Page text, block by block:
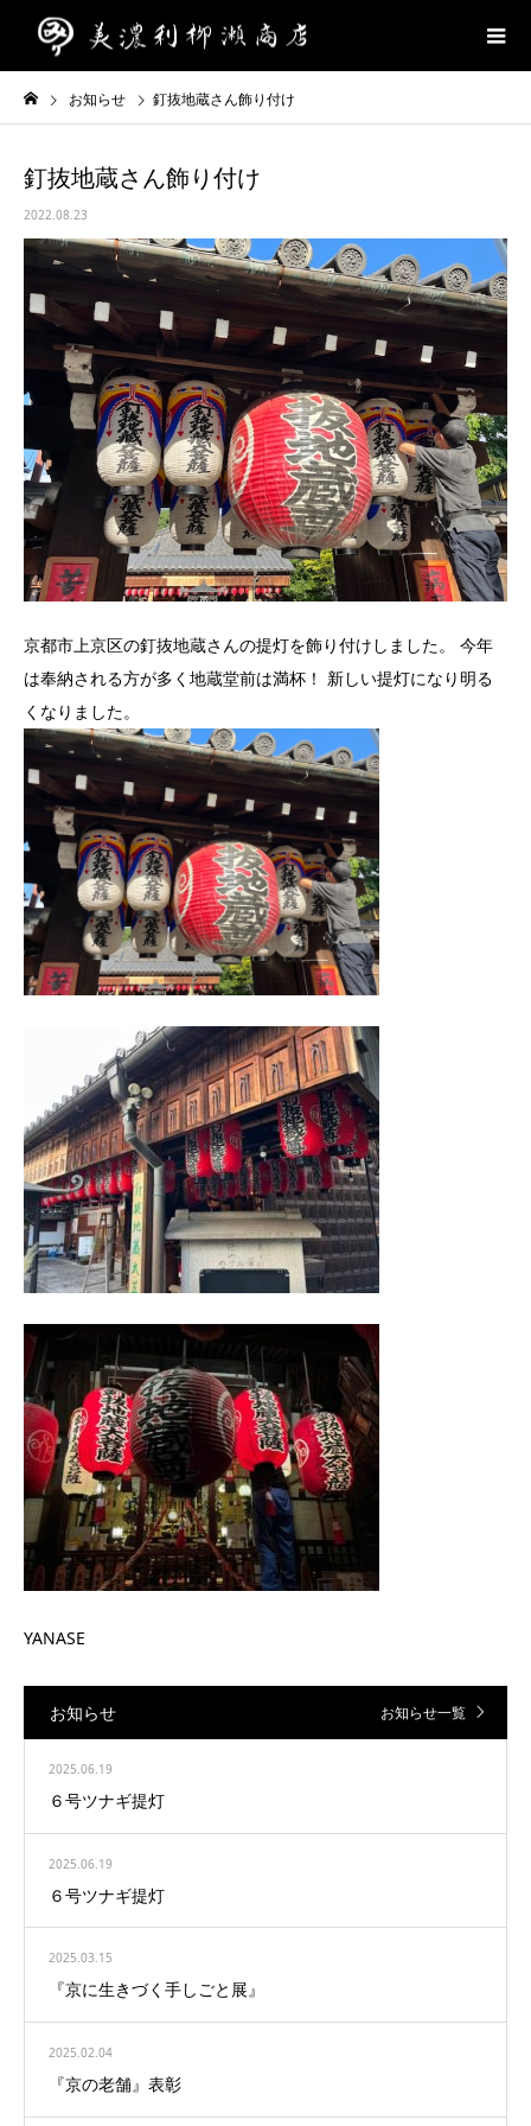
お知らせ 釘抜地蔵さん飾り付け
釘抜地蔵さん飾り付け
2022.08.23
京都市上京区の釘抜地蔵さんの提灯を飾り付けしました。 今年
は奉納される方が多く地蔵堂前は満杯！ 新しい提灯になり明る
くなりました。
YANASE
お知らせ お知らせ一覧
2025.06.19
６号ツナギ提灯
2025.06.19
６号ツナギ提灯
2025.03.15
『京に生きづく手しごと展』
2025.02.04
『京の老舗』表彰